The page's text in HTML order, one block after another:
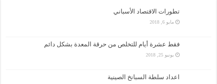
تطورات الاقتصاد الأسباني
مايو 6, 2018
فقط عشرة أيام للتخلص من حرقة المعدة بشكل دائم
يونيو 25, 2018
اعداد سلطة السبانخ الصينية